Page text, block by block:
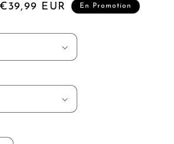
Prix
€39,99 EUR En Promotion